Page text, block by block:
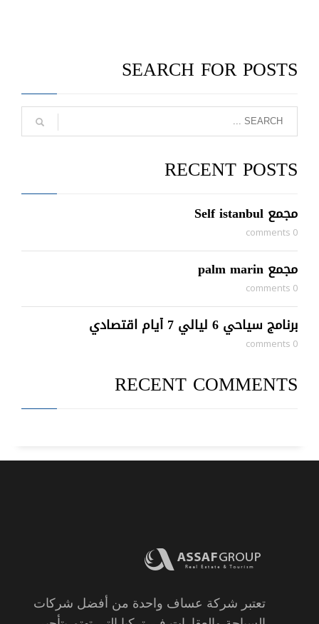
SEARCH FOR POSTS
RECENT POSTS
مجمع Self istanbul
0 comments
مجمع palm marin
0 comments
برنامج سياحي 6 ليالي 7 أيام اقتصادي
0 comments
RECENT COMMENTS
تعتبر شركة عساف واحدة من أفضل شركات